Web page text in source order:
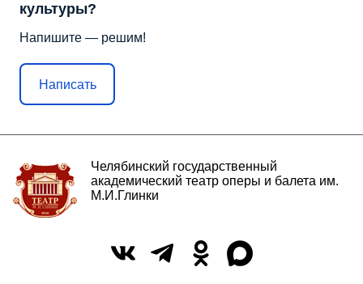
культуры?
Напишите — решим!
Написать
Челябинский государственный
академический театр оперы и балета им.
М.И.Глинки